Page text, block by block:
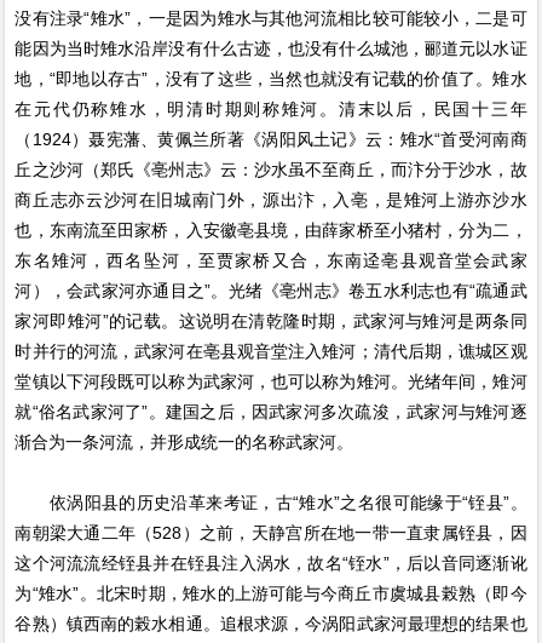
没有注录“雉水”，一是因为雉水与其他河流相比较可能较小，二是可
能因为当时雉水沿岸没有什么古迹，也没有什么城池，郦道元以水证
地，“即地以存古”，没有了这些，当然也就没有记载的价值了。雉水
在元代仍称雉水，明清时期则称雉河。清末以后，民国十三年
（1924）聂宪藩、黄佩兰所著《涡阳风土记》云：雉水“首受河南商
丘之沙河（郑氏《亳州志》云：沙水虽不至商丘，而汴分于沙水，故
商丘志亦云沙河在旧城南门外，源出汴，入亳，是雉河上游亦沙水
也，东南流至田家桥，入安徽亳县境，由薛家桥至小猪村，分为二，
东名雉河，西名坠河，至贾家桥又合，东南迳亳县观音堂会武家
河），会武家河亦通目之”。光绪《亳州志》卷五水利志也有“疏通武
家河即雉河”的记载。这说明在清乾隆时期，武家河与雉河是两条同
时并行的河流，武家河在亳县观音堂注入雉河；清代后期，谯城区观
堂镇以下河段既可以称为武家河，也可以称为雉河。光绪年间，雉河
就“俗名武家河了”。建国之后，因武家河多次疏浚，武家河与雉河逐
渐合为一条河流，并形成统一的名称武家河。
依涡阳县的历史沿革来考证，古“雉水”之名很可能缘于“铚县”。
南朝梁大通二年（528）之前，天静宫所在地一带一直隶属铚县，因
这个河流流经铚县并在铚县注入涡水，故名“铚水”，后以音同逐渐讹
为“雉水”。北宋时期，雉水的上游可能与今商丘市虞城县榖熟（即今
谷熟）镇西南的榖水相通。追根求源，今涡阳武家河最理想的结果也